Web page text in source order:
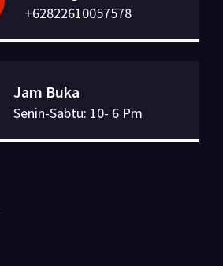
+62822610057578
Jam Buka
Senin-Sabtu: 10- 6 Pm